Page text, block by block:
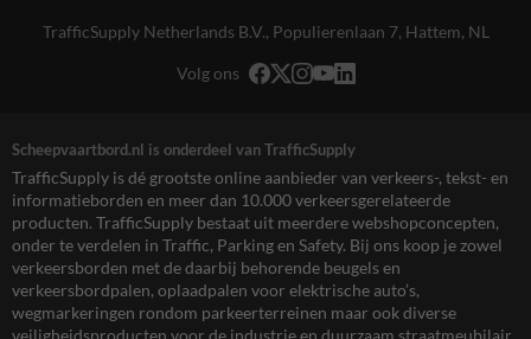
TrafficSupply Netherlands B.V., Populierenlaan 7, Hattem, NL
Volg ons
Scheepvaartbord.nl is onderdeel van TrafficSupply
TrafficSupply is dé grootste online aanbieder van verkeers-, tekst- en
informatieborden en meer dan 10.000 verkeersgerelateerde
producten. TrafficSupply bestaat uit meerdere webshopconcepten,
onder te verdelen in Traffic, Parking en Safety. Bij ons koop je zowel
verkeersborden met de daarbij behorende beugels en
verkeersbordpalen, oplaadpalen voor elektrische auto’s,
wegmarkeringen rondom parkeerterreinen maar ook diverse